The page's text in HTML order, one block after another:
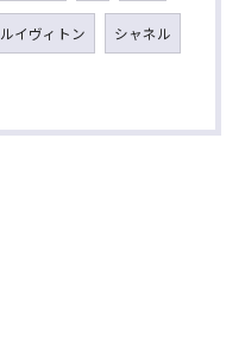
ルイヴィトン シャネル